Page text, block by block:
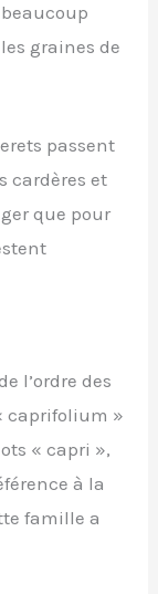
graines de
passent
cardères et
que pour
l’ordre des
caprifolium »
« capri »,
à la
famille a